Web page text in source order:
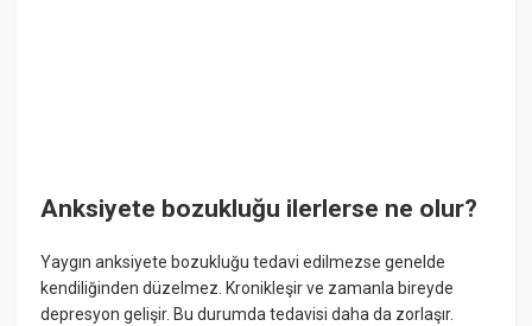
Anksiyete bozukluğu ilerlerse ne olur?
Yaygın anksiyete bozukluğu tedavi edilmezse genelde
kendiliğinden düzelmez. Kronikleşir ve zamanla bireyde
depresyon gelişir. Bu durumda tedavisi daha da zorlaşır.